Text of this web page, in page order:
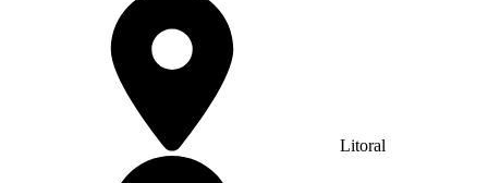
Litoral